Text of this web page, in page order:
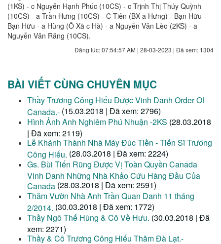
(1KS) - c Nguyễn Hạnh Phúc (10CS) - c Trịnh Thị Thúy Quỳnh
(10CS) - a Trần Hưng (10CS) - C Tiên (BX a Hưng) - Bạn Hữu -
Bạn Hữu - a Hùng (Ô Xã c Hà) - a Nguyễn Văn Lèo (2KS) - a
Nguyễn Văn Răng (10CS).
Đăng lúc: 07:54:57 AM | 28-03-2023 | Đã xem: 1304
BÀI VIẾT CÙNG CHUYÊN MỤC
Thầy Trương Công Hiếu Được Vinh Danh Order Of
Canada.- (15.03.2018 | Đã xem: 2796)
Hình Ảnh Anh Nghiêm Phú Nhuận -2KS (28.03.2018
| Đã xem: 2119)
Lễ Khánh Thành Nhà Máy Đúc Tiền - Tiến Sĩ Trương
Công Hiếu. (28.03.2018 | Đã xem: 2224)
Gs. Bùi Tiến Rũng Được Vị Toàn Quyền Canada
Vinh Danh Những Nhà Khảo Cứu Hàng Đầu Của
Canada (28.03.2018 | Đã xem: 2591)
Thăm Vườn Nhà Anh Trần Quan Danh 11 tháng
2/2014. (30.03.2018 | Đã xem: 1772)
Thầy Ngô Thế Hùng & Cô Về Hưu. (30.03.2018 | Đã
xem: 2271)
Thầy & Cô Trương Công Hiếu Thăm Đà Lạt.-